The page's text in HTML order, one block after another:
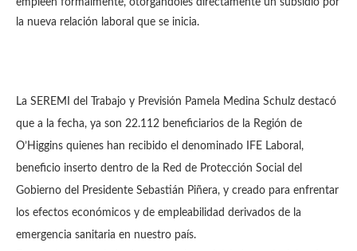
empleen formalmente, otorgándoles directamente un subsidio por
la nueva relación laboral que se inicia.
La SEREMI del Trabajo y Previsión Pamela Medina Schulz destacó
que a la fecha, ya son 22.112 beneficiarios de la Región de
O’Higgins quienes han recibido el denominado IFE Laboral,
beneficio inserto dentro de la Red de Protección Social del
Gobierno del Presidente Sebastián Piñera, y creado para enfrentar
los efectos económicos y de empleabilidad derivados de la
emergencia sanitaria en nuestro país.